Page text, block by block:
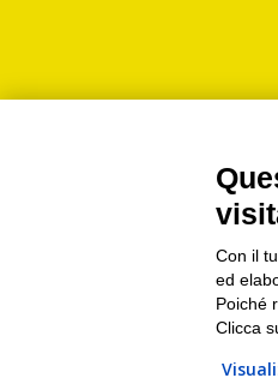
Con il
ed
Poiché
Clicca